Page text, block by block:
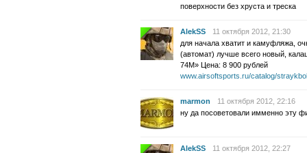
поверхности без хруста и треска
AlekSS
11 октября 2012, 21:30
для начала хватит и камуфляжа,
(автомат) лучше всего новый,
74M» Цена: 8 900 рублей
www.airsoftsports.ru/catalog/
marmon
11 октября 2012, 22:16
ну да посоветовали имменно эту
AlekSS
11 октября 2012, 22:27